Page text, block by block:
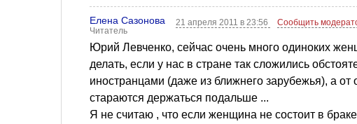
Елена Сазонова
Читатель
21 апреля 2011 в 23:56 Сообщить
Юрий Левченко, сейчас очень много одиноких
делать, если у нас в стране так сложились
иностранцами (даже из ближнего зарубежья), а
стараются держаться подальше ...
Я не считаю , что если женщина не состоит в